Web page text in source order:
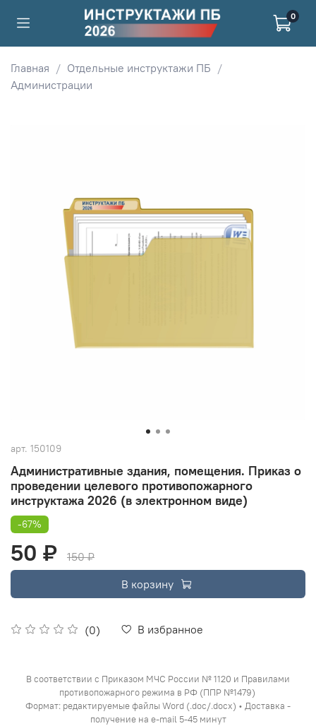
0
Главная
Отдельные инструктажи ПБ
Администрации
арт. 150109
Административные здания, помещения. Приказ о
проведении целевого противопожарного
инструктажа 2026 (в электронном виде)
(0) В избранное
-67%
50 ₽
150 ₽
В корзину
В соответствии с Приказом МЧС России № 1120 и Правилами
противопожарного режима в РФ (ППР №1479)
Формат: редактируемые файлы Word (.doc/.docx) • Доставка -
получение на e-mail 5-45 минут